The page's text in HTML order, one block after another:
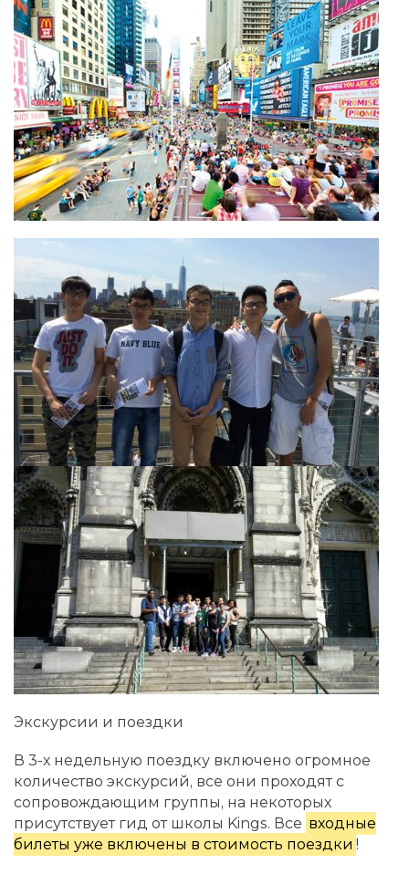
Экскурсии и поездки
В 3-х недельную поездку включено огромное
количество экскурсий, все они проходят с
сопровождающим группы, на некоторых
присутствует гид от школы Kings. Все входные
билеты уже включены в стоимость поездки !